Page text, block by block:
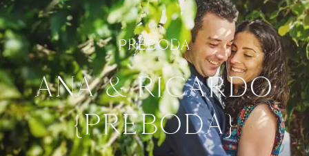
PREBODA
ANA & RICARDO
{PREBODA}
SOBRE MI
EL ASTILLERO, CANTABRIA
672 395 119
©2019 JUAN CARLOS FOTOGRAFO